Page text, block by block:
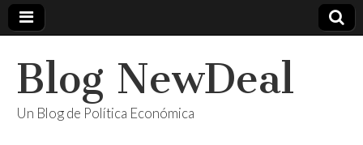
Blog NewDeal
Un Blog de Política Económica